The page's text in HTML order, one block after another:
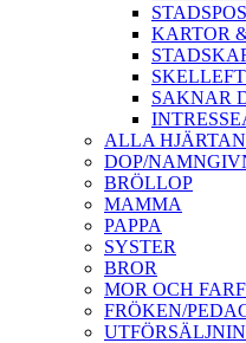
KARTOR
SAKNAR
ALLA
DOP/
BRÖLLOP
MAMMA
PAPPA
SYSTER
BROR
MOR OCH
FRÖKEN/